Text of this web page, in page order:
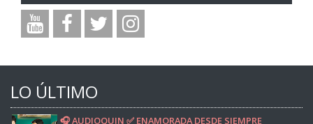
LO ÚLTIMO
🎧 AUDIOQUIN ✅ ENAMORADA DESDE SIEMPRE